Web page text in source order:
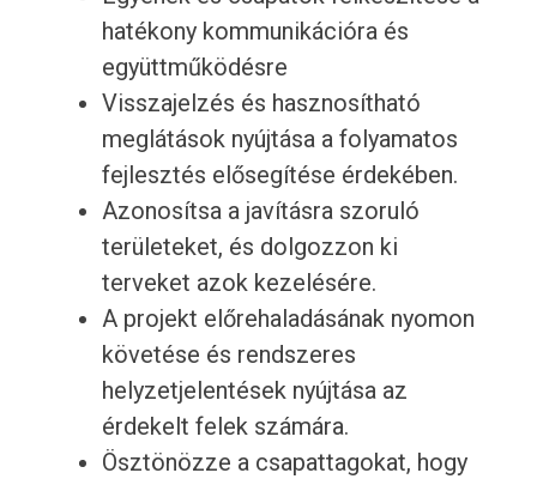
hatékony kommunikációra és
együttműködésre
Visszajelzés és hasznosítható
meglátások nyújtása a folyamatos
fejlesztés elősegítése érdekében.
Azonosítsa a javításra szoruló
területeket, és dolgozzon ki
terveket azok kezelésére.
A projekt előrehaladásának nyomon
követése és rendszeres
helyzetjelentések nyújtása az
érdekelt felek számára.
Ösztönözze a csapattagokat, hogy